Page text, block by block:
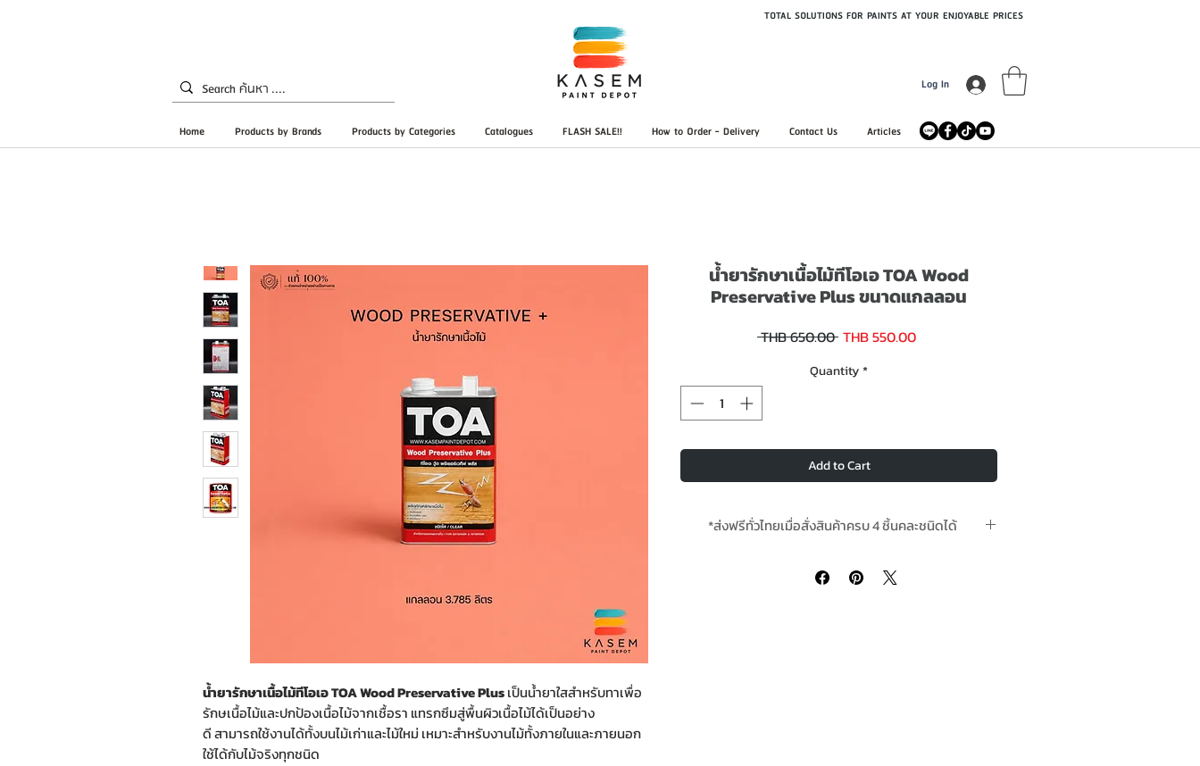
TOTAL SOLUTIONS FOR PAINTS AT YOUR ENJOYABLE PRICES
Log In
Home Products by Brands Products by Categories Catalogues FLASH SALE!! How to Order - Delivery Contact Us Articles
น้ำยารักษาเนื้อไม้ทีโอเอ TOA Wood Preservative Plusเป็นน้ำยาใสสำหรับทาเพื่อ
รักษเนื้อไม้และปกป้องเนื้อไม้จากเชื้อรา แทรกซึมสู่พื้นผิวเนื้อไม้ได้เป็นอย่าง
ดี สามารถใช้งานได้ทั้งบนไม้เก่าและไม้ใหม่ เหมาะสำหรับงานไม้ทั้งภายในและภายนอก
ใช้ได้กับไม้จริงทุกชนิด
น้ำยารักษาเนื้อไม้ทีโอเอ TOA Wood
Preservative Plus ขนาดแกลลอน
THB 650.00 Regular
THB 550.00Sale
Quantity*
Add to Cart
*ส่งฟรีทั่วไทยเมื่อสั่งสินค้าครบ 4 ชิ้นคละชนิดได้